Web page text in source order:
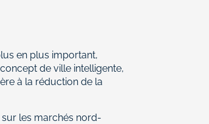
en plus important,
de ville intelligente,
à la réduction de la
sur les marchés nord-